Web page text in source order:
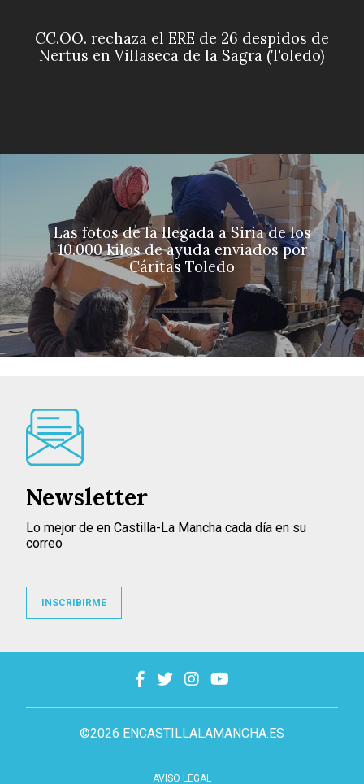
CC.OO. rechaza el ERE de 26 despidos de
Nertus en Villaseca de la Sagra (Toledo)
Las fotos de la llegada a Siria de los
10.000 kilos de ayuda enviados por
Cáritas Toledo
©2026 ENCASTILLALAMANCHA.ES
AVISO LEGAL
Newsletter
Lo mejor de en Castilla-La Mancha cada día en su
correo
INSCRIBIRME